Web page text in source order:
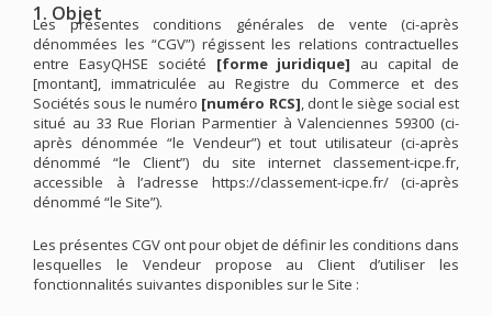
1. Objet
Les présentes conditions générales de vente (ci-après
dénommées les “CGV”) régissent les relations contractuelles
entre EasyQHSE société [forme juridique]
au capital de
[montant], immatriculée au Registre du Commerce et des
Sociétés sous le numéro [numéro RCS], dont le siège social est
situé au 33 Rue Florian Parmentier à Valenciennes 59300 (ci-
après dénommée “le Vendeur”) et tout utilisateur (ci-après
dénommé “le Client”) du site internet classement-icpe.fr,
accessible à l’adresse https://classement-icpe.fr/ (ci-après
dénommé “le Site”).
Les présentes CGV ont pour objet de définir les conditions dans
lesquelles le Vendeur propose au Client d’utiliser les
fonctionnalités suivantes disponibles sur le Site :